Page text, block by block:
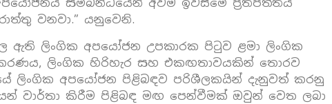
සම්බන්ධයෙන් අවම ඉවසීමේ ප්‍රතිපත්තිය
වනවා.” යනුවෙනි.
ඇති ලිංගික අපයෝජන උපකාරක පිටුව ළමා ලිංගික
ලිංගික හිරිහැර සහ එකඟතාවයකින් තොරව
ලිංගික අපයෝජන පිළිබඳව පරිශීලකයින් දැනුවත් කරනු
වාර්තා කිරීම පිළිබඳ මඟ පෙන්වීමක් ඔවුන් වෙත ලබා